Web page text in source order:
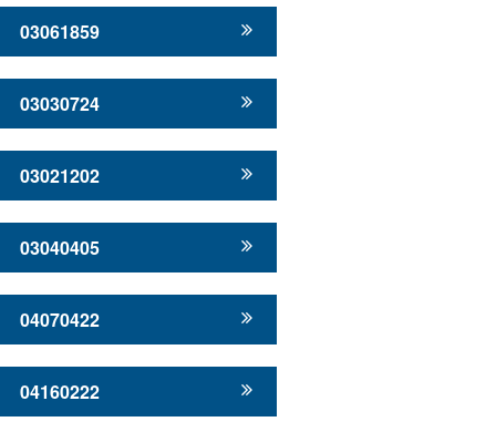
03061859
03030724
03021202
03040405
04070422
04160222